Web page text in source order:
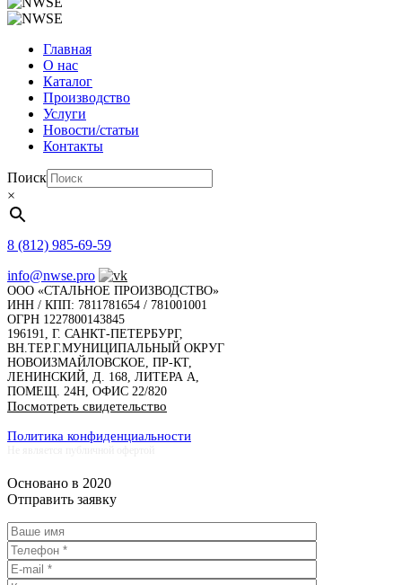
Главная
О нас
Каталог
Производство
Услуги
Новости/статьи
Контакты
Поиск
×
8 (812) 985-69-59
info@nwse.pro
ООО «СТАЛЬНОЕ ПРОИЗВОДСТВО»
ИНН / КПП: 7811781654 / 781001001
ОГРН 1227800143845
196191, Г. САНКТ-ПЕТЕРБУРГ,
ВН.ТЕР.Г.МУНИЦИПАЛЬНЫЙ ОКРУГ
НОВОИЗМАЙЛОВСКОЕ, ПР-КТ,
ЛЕНИНСКИЙ, Д. 168, ЛИТЕРА А,
ПОМЕЩ. 24Н, ОФИС 22/820
Посмотреть свидетельство
Политика конфиденциальности
Основано в 2020
Отправить заявку